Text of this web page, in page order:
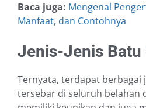
Baca juga: Mengenal
Manfaat, dan Contohnya
Jenis-Jenis Batu
Ternyata, terdapat berbagai
tersebar di seluruh belahan